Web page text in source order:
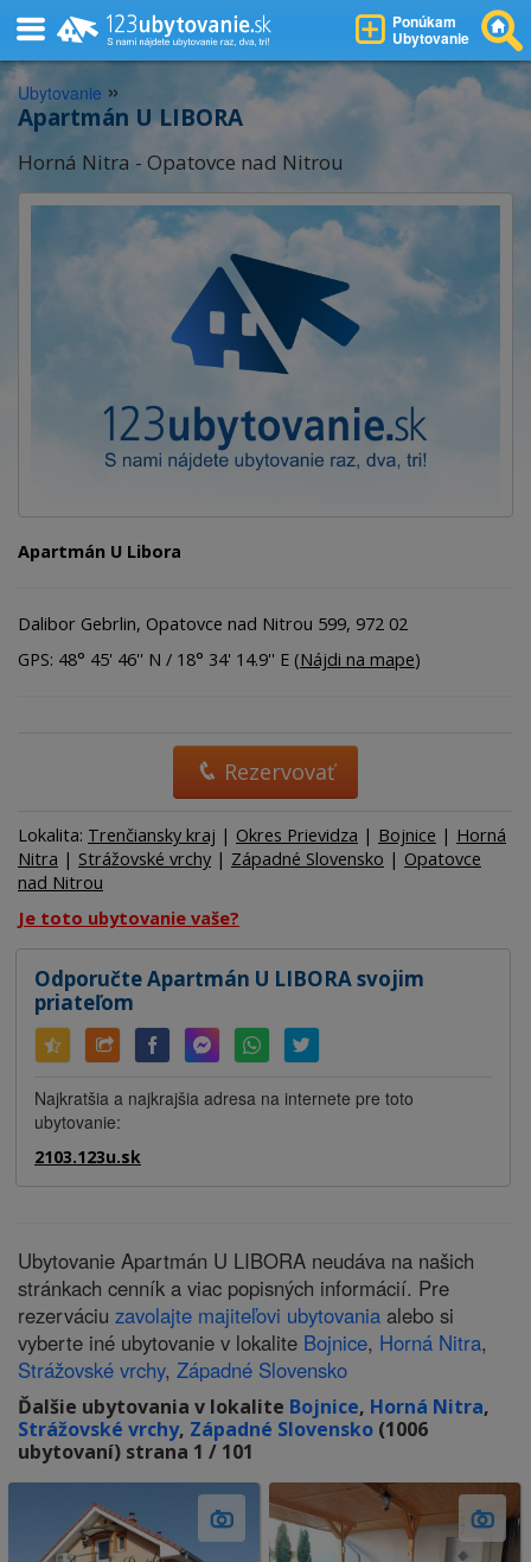
Ponúkam
Ubytovanie
Ubytovanie »
Apartmán U LIBORA
Horná Nitra - Opatovce nad Nitrou
Apartmán U Libora
Dalibor Gebrlin, Opatovce nad Nitrou 599, 972 02
GPS: 48° 45' 46'' N / 18° 34' 14.9'' E (Nájdi na mape)
Rezervovať
Lokalita: Trenčiansky kraj | Okres Prievidza | Bojnice | Horná
Nitra | Strážovské vrchy | Západné Slovensko | Opatovce
nad Nitrou
Je toto ubytovanie vaše?
Odporučte Apartmán U LIBORA svojim
priateľom
Najkratšia a najkrajšia adresa na internete pre toto
ubytovanie:
2103.123u.sk
Ubytovanie Apartmán U LIBORA neudáva na našich
stránkach cenník a viac popisných informácií. Pre
rezerváciu zavolajte majiteľovi ubytovania alebo si
vyberte iné ubytovanie v lokalite Bojnice, Horná Nitra,
Strážovské vrchy, Západné Slovensko
Ďalšie ubytovania v lokalite Bojnice, Horná Nitra,
Strážovské vrchy, Západné Slovensko (1006
ubytovaní) strana 1 / 101